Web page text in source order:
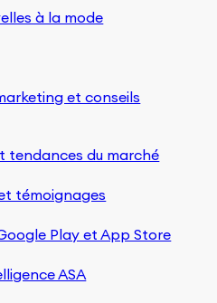
à la mode
et conseils
tendances du marché
témoignages
Play et App Store
ASA